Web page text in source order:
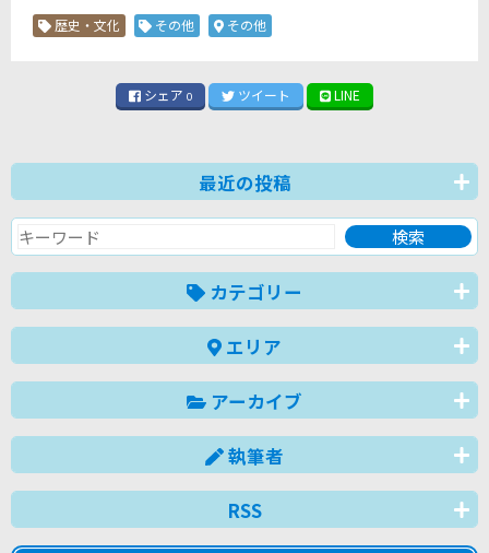
歴史・文化 その他 その他
シェア 0 ツイート LINE
最近の投稿
カテゴリー
エリア
アーカイブ
執筆者
RSS